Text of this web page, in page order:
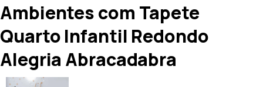
Ambientes com Tapete
Quarto Infantil Redondo
Alegria Abracadabra